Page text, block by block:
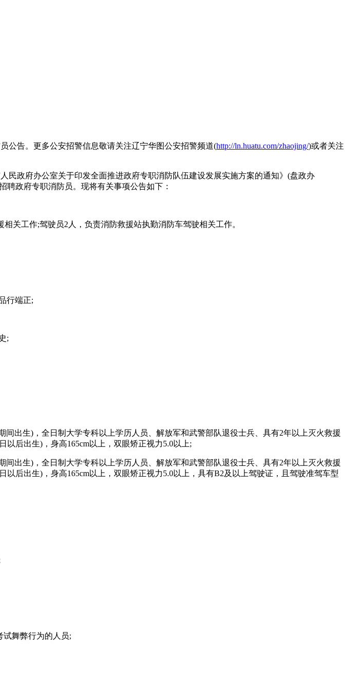
公告。更多公安招警信息敬请关注辽宁华图公安招警频道(http://ln.huatu.com/zhaojing/)或者关注
政府办公室关于印发全面推进政府专职消防队伍建设发展实施方案的通知》(盘政办
聘政府专职消防员。现将有关事项公告如下：
工作;驾驶员2人，负责消防救援站执勤消防车驾驶相关工作。
行端正;
;
出生)，全日制大学专科以上学历人员、解放军和武警部队退役士兵、具有2年以上灭火救援
以后出生)，身高165cm以上，双眼矫正视力5.0以上;
出生)，全日制大学专科以上学历人员、解放军和武警部队退役士兵、具有2年以上灭火救援
后出生)，身高165cm以上，双眼矫正视力5.0以上，具有B2及以上驾驶证，且驾驶准驾车型
舞弊行为的人员;